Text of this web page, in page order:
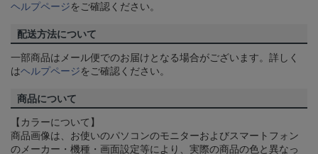
ヘルプページをご確認ください。
配送方法について
一部商品はメール便でのお届けとなる場合がございます。詳しく
はヘルプページをご確認ください。
商品について
【カラーについて】
商品画像は、お使いのパソコンのモニターおよびスマートフォン
のメーカー・機種・画面設定等により、実際の商品の色と異なっ